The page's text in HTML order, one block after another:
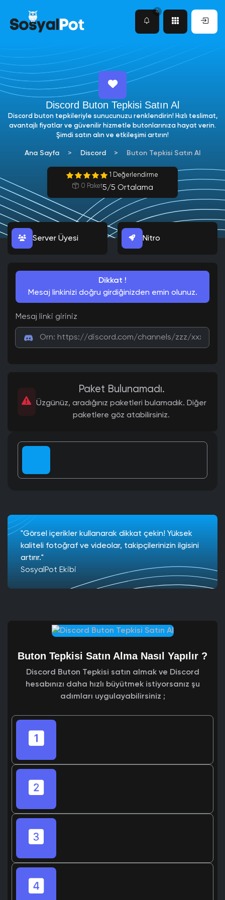
4
Discord Buton Tepkisi Satın Al
Discord buton tepkileriyle sunucunuzu renklendirin! Hızlı teslimat,
avantajlı fiyatlar ve güvenilir hizmetle butonlarınıza hayat verin.
Şimdi satın alın ve etkileşimi artırın!
Ana Sayfa Discord Buton Tepkisi Satın Al
1 Değerlendirme
0 Paket5/5 Ortalama
Server Üyesi Nitro
Dikkat !
Mesaj linkinizi doğru girdiğinizden emin olunuz.
Mesaj linki giriniz
Paket Bulunamadı.
Üzgünüz, aradığınız paketleri bulamadık. Diğer
paketlere göz atabilirsiniz.
"Görsel içerikler kullanarak dikkat çekin! Yüksek
kaliteli fotoğraf ve videolar, takipçilerinizin ilgisini
artırır."
SosyalPot Ekibi
Buton Tepkisi Satın Alma Nasıl Yapılır ?
Discord Buton Tepkisi satın almak ve Discord
hesabınızı daha hızlı büyütmek istiyorsanız şu
adımları uygulayabilirsiniz ;